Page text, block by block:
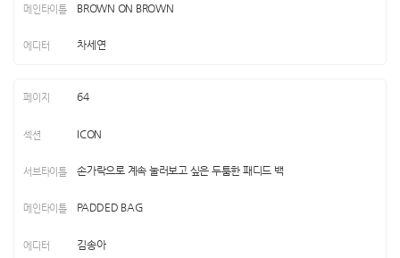
BROWN ON BROWN
차세연
64
ICON
손가락으로 계속 눌러보고 싶은 두툼한 패디드 백
PADDED BAG
김송아